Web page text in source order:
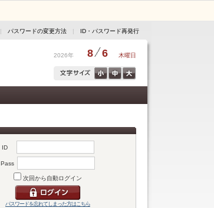
パスワードの変更方法 | ID・パスワード再発行
2026年 8 6 木曜日
ID
Pass
次回から自動ログイン
パスワードを忘れてしまった方はこちら